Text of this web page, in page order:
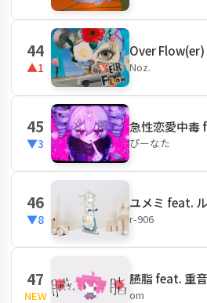
44
▲1
Over
Noz.
45
▼3
急性恋愛中毒
ぴーなた
46
▼8
ユメミ feat.
r-906
47
NEW
臙脂 feat. 重
om